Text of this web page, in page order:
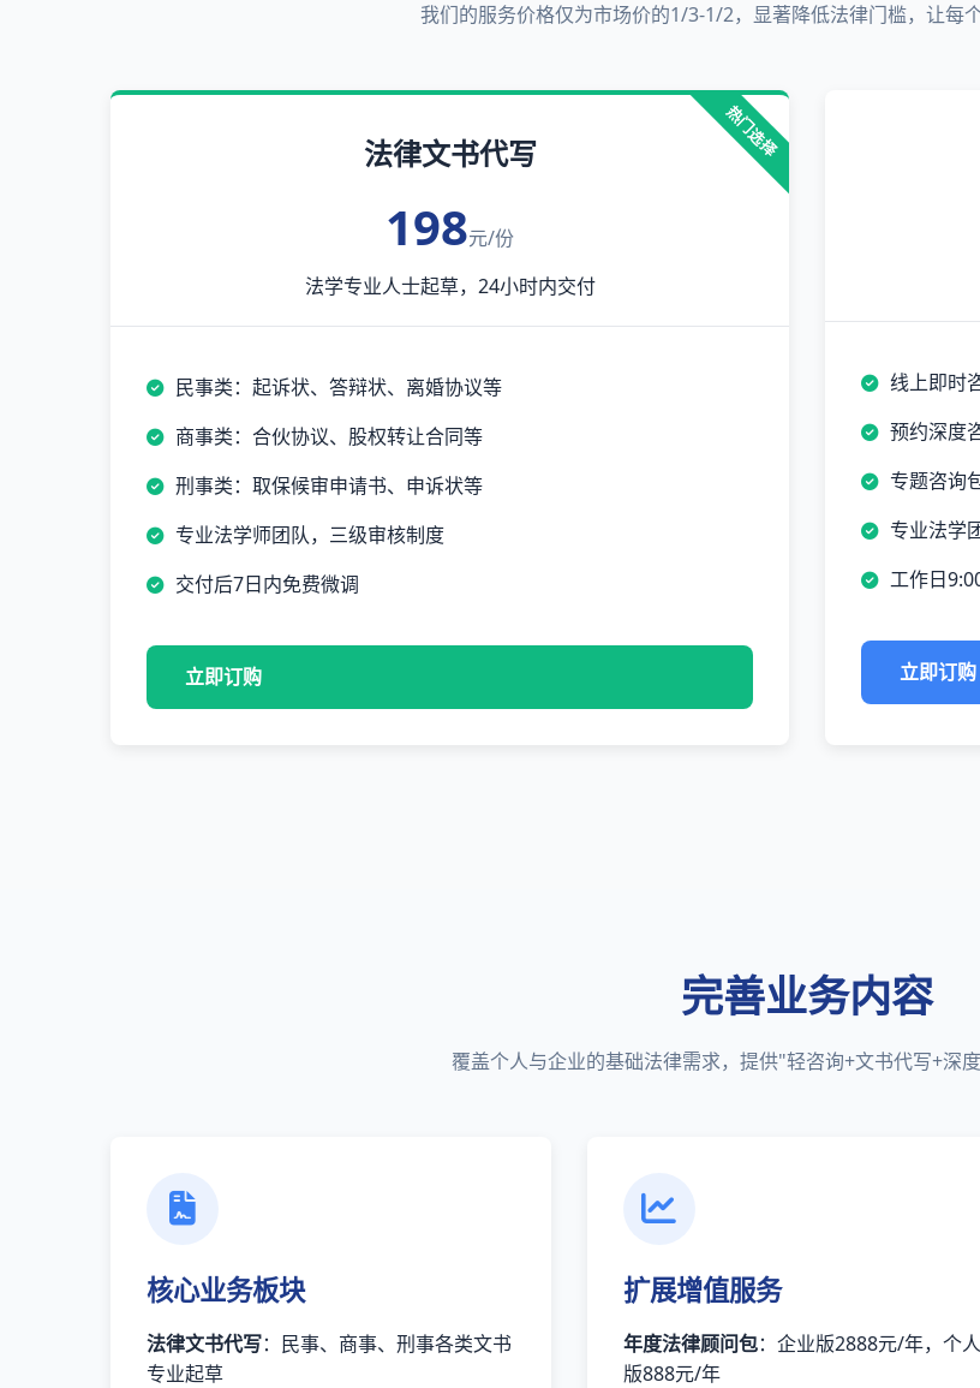
我们的服务价格仅为市场价的1/3-1/2，显著降低法律门槛，让每
热门选择
法律文书代写
198元/份
法学专业人士起草，24小时内交付
民事类：起诉状、答辩状、离婚协议等
商事类：合伙协议、股权转让合同等
刑事类：取保候审申请书、申诉状等
专业法学师团队，三级审核制度
交付后7日内免费微调
立即订购
线上即时
预约深度
专题咨询
专业法学
工作日
立即订购
完善业务内容
覆盖个人与企业的基础法律需求，提供"轻咨询+文书代写+深
核心业务板块
法律文书代写：民事、商事、刑事各类文书
专业起草
扩展增值服务
年度法律顾问包：企业版2888元/年，个人
版888元/年